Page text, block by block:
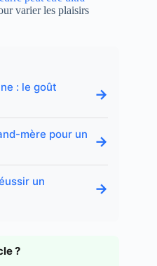
varier les plaisirs
: le goût
→
mère pour un
→
un
→
?